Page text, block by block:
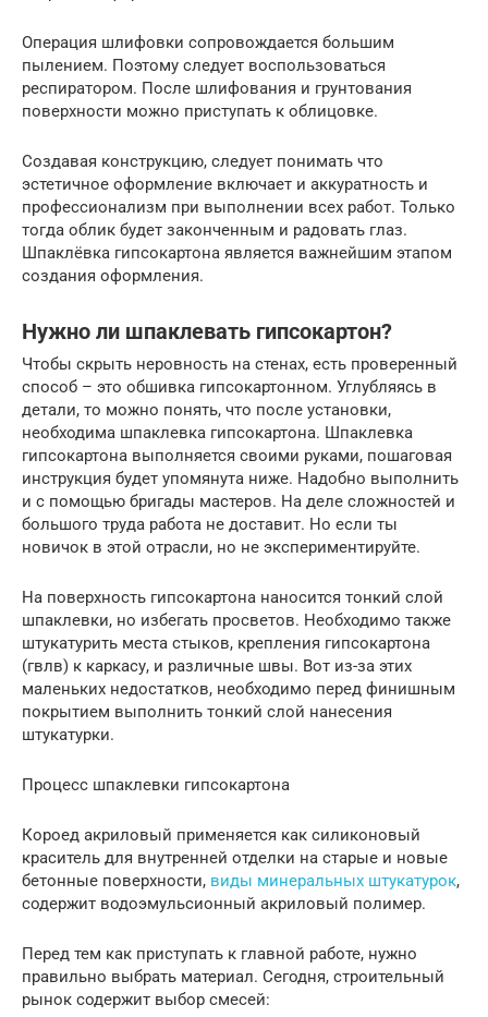
Операция шлифовки сопровождается большим
пылением. Поэтому следует воспользоваться
респиратором. После шлифования и грунтования
поверхности можно приступать к облицовке.
Создавая конструкцию, следует понимать что
эстетичное оформление включает и аккуратность и
профессионализм при выполнении всех работ. Только
тогда облик будет законченным и радовать глаз.
Шпаклёвка гипсокартона является важнейшим этапом
создания оформления.
Нужно ли шпаклевать гипсокартон?
Чтобы скрыть неровность на стенах, есть проверенный
способ – это обшивка гипсокартонном. Углубляясь в
детали, то можно понять, что после установки,
необходима шпаклевка гипсокартона. Шпаклевка
гипсокартона выполняется своими руками, пошаговая
инструкция будет упомянута ниже. Надобно выполнить
и с помощью бригады мастеров. На деле сложностей и
большого труда работа не доставит. Но если ты
новичок в этой отрасли, но не экспериментируйте.
На поверхность гипсокартона наносится тонкий слой
шпаклевки, но избегать просветов. Необходимо также
штукатурить места стыков, крепления гипсокартона
(гвлв) к каркасу, и различные швы. Вот из-за этих
маленьких недостатков, необходимо перед финишным
покрытием выполнить тонкий слой нанесения
штукатурки.
Процесс шпаклевки гипсокартона
Короед акриловый применяется как силиконовый
краситель для внутренней отделки на старые и новые
бетонные поверхности, виды минеральных штукатурок,
содержит водоэмульсионный акриловый полимер.
Перед тем как приступать к главной работе, нужно
правильно выбрать материал. Сегодня, строительный
рынок содержит выбор смесей: